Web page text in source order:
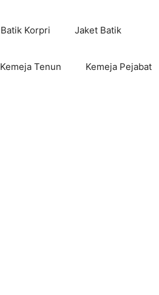
Batik Korpri Jaket Batik
Kemeja Tenun Kemeja Pejabat